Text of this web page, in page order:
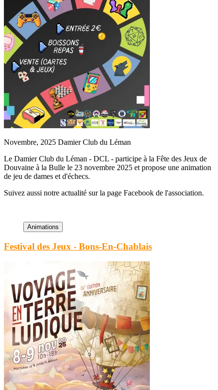
Novembre, 2025 Damier Club du Léman
Le Damier Club du Léman - DCL - participe à la Fête des Jeux de
Douvaine à la Bulle le 23 novembre 2025 et propose une animation
de jeu de dames et d'échecs.
Suivez aussi notre actualité sur la page Facebook de l'association.
Festival des Jeux - Bons-En-Chablais